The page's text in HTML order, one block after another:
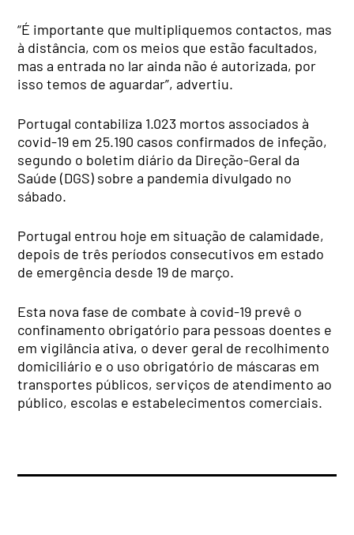
“É importante que multipliquemos contactos, mas
à distância, com os meios que estão facultados,
mas a entrada no lar ainda não é autorizada, por
isso temos de aguardar”, advertiu.
Portugal contabiliza 1.023 mortos associados à
covid-19 em 25.190 casos confirmados de infeção,
segundo o boletim diário da Direção-Geral da
Saúde (DGS) sobre a pandemia divulgado no
sábado.
Portugal entrou hoje em situação de calamidade,
depois de três períodos consecutivos em estado
de emergência desde 19 de março.
Esta nova fase de combate à covid-19 prevê o
confinamento obrigatório para pessoas doentes e
em vigilância ativa, o dever geral de recolhimento
domiciliário e o uso obrigatório de máscaras em
transportes públicos, serviços de atendimento ao
público, escolas e estabelecimentos comerciais.